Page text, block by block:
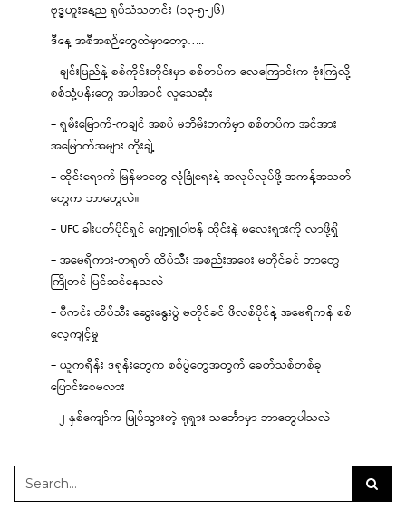
ဗုဒ္ဓဟူးနေ့ည ရုပ်သံသတင်း (၁၃-၅-၂၆)
ဒီနေ့ အစီအစဉ်တွေထဲမှာတော့…..
– ချင်းပြည်နဲ့ စစ်ကိုင်းတိုင်းမှာ စစ်တပ်က လေကြောင်းက ဗုံးကြဲလို့
စစ်သုံ့ပန်းတွေ အပါအဝင် လူသေဆုံး
– ရှမ်းမြောက်-ကချင် အစပ် မဘိမ်းဘက်မှာ စစ်တပ်က အင်အား
အမြောက်အများ တိုးချဲ့
– ထိုင်းရောက် မြန်မာတွေ လုံခြုံရေးနဲ့ အလုပ်လုပ်ဖို့ အကန့်အသတ်
တွေက ဘာတွေလဲ။
– UFC ခါးပတ်ပိုင်ရှင် ဂျော့ရှူဝါဗန် ထိုင်းနဲ့ မလေးရှားကို လာဖို့ရှိ
– အမေရိကား-တရုတ် ထိပ်သီး အစည်းအဝေး မတိုင်ခင် ဘာတွေ
ကြိုတင် ပြင်ဆင်နေသလဲ
– ပီကင်း ထိပ်သီး ဆွေးနွေးပွဲ မတိုင်ခင် ဖိလစ်ပိုင်နဲ့ အမေရိကန် စစ်
လေ့ကျင့်မှု
– ယူကရိန်း ဒရုန်းတွေက စစ်ပွဲတွေအတွက် ခေတ်သစ်တစ်ခု
ပြောင်းစေမလား
– ၂ နှစ်ကျော်က မြုပ်သွားတဲ့ ရုရှား သင်္ဘောမှာ ဘာတွေပါသလဲ